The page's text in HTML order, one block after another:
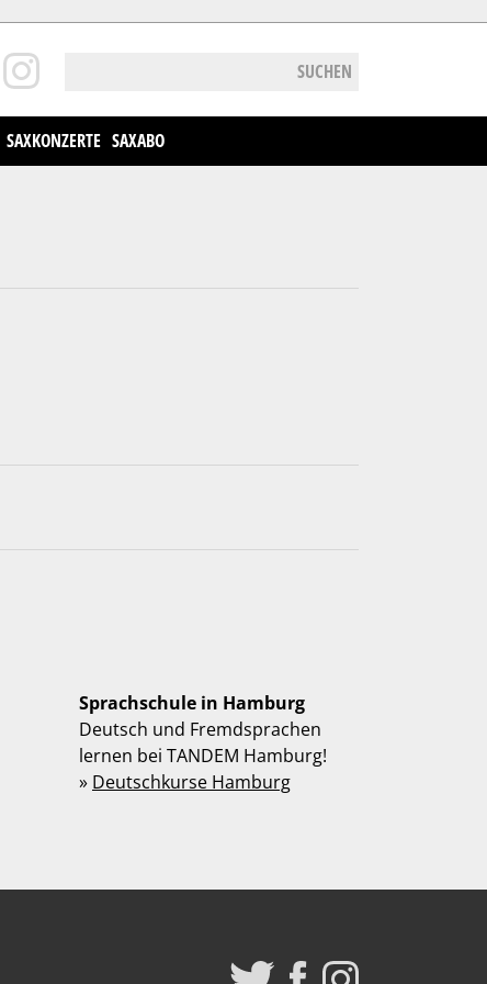
SUCHEN
SAXKONZERTE SAXABO
Sprachschule in Hamburg
Deutsch und Fremdsprachen
lernen bei TANDEM Hamburg!
» Deutschkurse Hamburg